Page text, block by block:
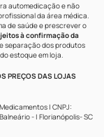
automedicação e não
da área médica.
de saúde e prescrever o
à confirmação da
separação dos produtos
estoque em loja.
PREÇOS DAS LOJAS
Medicamentos | CNPJ:
- | Florianópolis- SC